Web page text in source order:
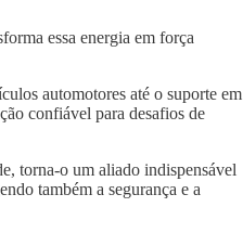
essa energia em força
automotores até o suporte em
confiável para desafios de
torna-o um aliado indispensável
também a segurança e a